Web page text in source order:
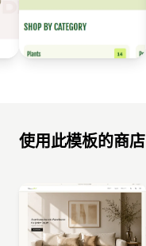
使用此模板的商店